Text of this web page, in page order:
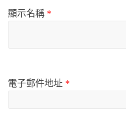
顯示名稱 *
電子郵件地址 *